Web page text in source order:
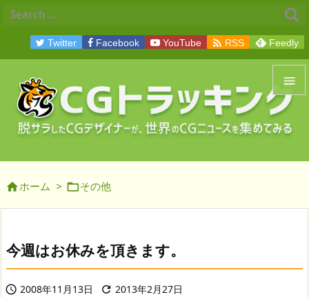


メニュ
前へ

Twitter Facebook YouTube  RSS Feedly
ホーム > その他
今週はお休みを頂きます。
 2008年11月13日  2013年2月27日